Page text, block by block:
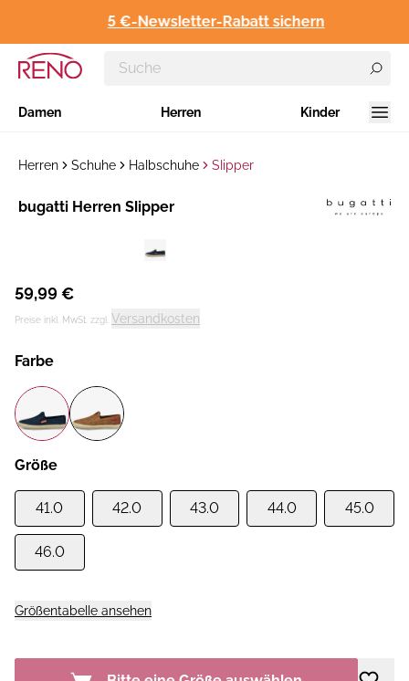
5 €-Newsletter-Rabatt sichern
Damen Herren Kinder
Herren Schuhe Halbschuhe Slipper
Hersteller:
bugatti Herren Slipper
59,99 €
Preise inkl. MwSt. zzgl. Versandkosten
Farbe
Größe
41.0 42.0 43.0 44.0 45.0
46.0
Größentabelle ansehen